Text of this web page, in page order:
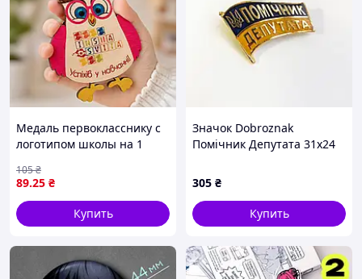
Медаль первокласснику с
логотипом школы на 1
Подарок первокласснику
89.25 ₴
105₴
Купить
Значок Dobroznak
Помічник Депутата 31x24
305 ₴
Купить